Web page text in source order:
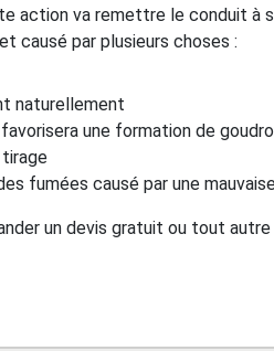
action va remettre le conduit
causé par plusieurs choses :
naturellement
une formation de
tirage
fumées causé par une
un devis gratuit ou tout